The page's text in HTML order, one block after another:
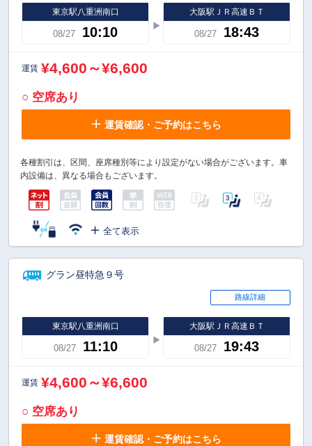
東京駅八重洲南口
08/27 10:10
大阪駅ＪＲ高速ＢＴ
08/27 18:43
運賃 ¥4,600～¥6,600
○ 空席あり
運賃確認・ご予約はこちら
各種割引は、区間、座席種別等により設定がない場合がございます。車
内設備は、異なる場合もございます。
全て表示
グラン昼特急９号
路線詳細
東京駅八重洲南口
08/27 11:10
大阪駅ＪＲ高速ＢＴ
08/27 19:43
運賃 ¥4,600～¥6,600
○ 空席あり
運賃確認・ご予約はこちら